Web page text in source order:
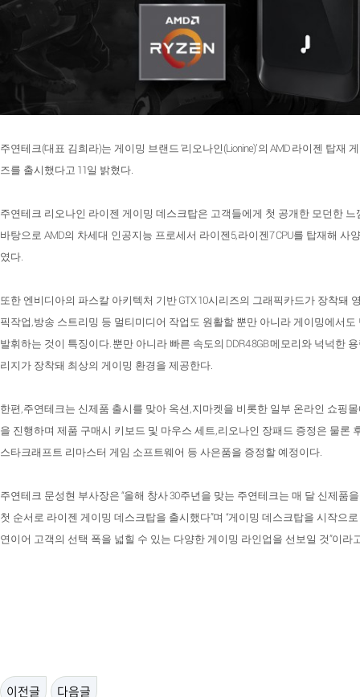
주연테크(대표 김희라)는 게이밍 브랜드 ‘리오나인 (Lionine)’의 AMD 라이젠 탑재
즈를 출시했다고 11일 밝혔다.
주연테크 리오나인 라이젠 게이밍 데스크탑은 고객들에게 첫 공개한 모던한
바탕으로 AMD의 차세대 인공지능 프로세서 라이젠 5,라이젠7 CPU를 탑재해 사
였다.
또한 엔비디아의 파스칼 아키텍처 기반 GTX 10시리즈의 그래픽카드가 장착돼
픽작업 ,방송 스트리밍 등 멀티미디어 작업도 원활할 뿐만 아니라 게이밍에서
발휘하는 것이 특징이다. 뿐만 아니라 빠른 속도의 DDR4 8GB메모리와 넉넉한
리지가 장착돼 최상의 게이밍 환경을 제공한다.
한편 ,주연테크는 신제품 출시를 맞아 옥션 ,지마켓을 비롯한 일부 온라인 쇼핑
을 진행하며 제품 구매시 키보드 및 마우스 세트,리오나인 장패드 증정은 물론
스타크래프트 리마스터 게임 소프트웨어 등 사은품을 증정할 예정이다.
주연테크 문성현 부사장은 “올해 창사30주년을 맞는 주연테크는 매 달 신제품
첫 순서로 라이젠 게이밍 데스크탑을 출시했다”며 “게이밍 데스크탑을 시작으
연이어 고객의 선택 폭을 넓힐 수 있는 다양한 게이밍 라인업을 선보일 것”이라
이전글 다음글